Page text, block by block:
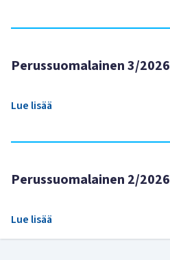
Perussuomalainen 3/2026
Lue lisää
Perussuomalainen 2/2026
Lue lisää